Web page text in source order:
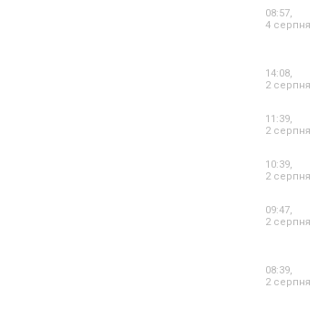
08:57,
4 серпня
14:08,
2 серпня
11:39,
2 серпня
10:39,
2 серпня
09:47,
2 серпня
08:39,
2 серпня